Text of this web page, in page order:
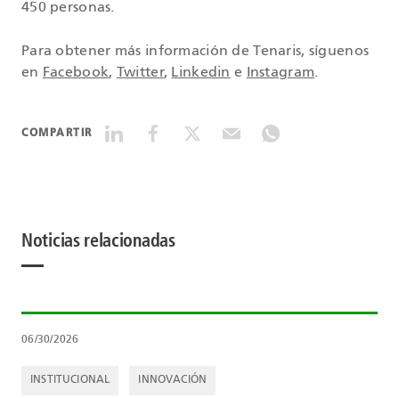
450 personas.
Para obtener más información de Tenaris, síguenos
en Facebook, Twitter, Linkedin e Instagram.
COMPARTIR
Noticias relacionadas
06/30/2026
INSTITUCIONAL INNOVACIÓN